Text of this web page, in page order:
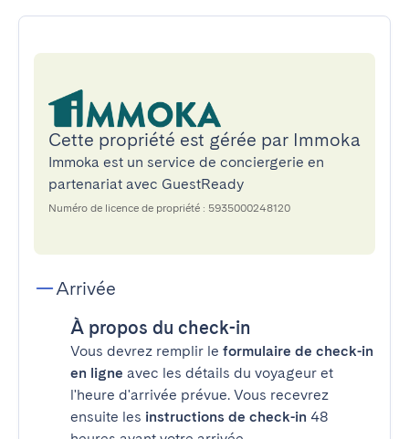
Cette propriété est gérée par Immoka
Immoka est un service de conciergerie en
partenariat avec GuestReady
Numéro de licence de propriété : 5935000248120
Arrivée
À propos du check-in
Vous devrez remplir le formulaire de check-in
en ligne avec les détails du voyageur et
l'heure d'arrivée prévue. Vous recevrez
ensuite les instructions de check-in 48